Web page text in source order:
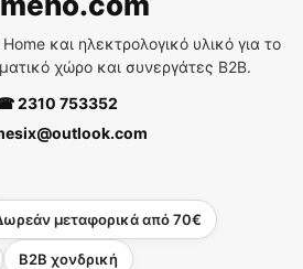
και ηλεκτρολογικό υλικό για το
χώρο και συνεργάτες B2B.
2310 753352
μεταφορικά από 70€
B2B χονδρική